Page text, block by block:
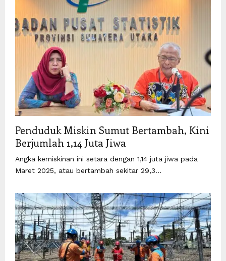
Penduduk Miskin Sumut Bertambah, Kini
Berjumlah 1,14 Juta Jiwa
Angka kemiskinan ini setara dengan 1,14 juta jiwa pada
Maret 2025, atau bertambah sekitar 29,3...